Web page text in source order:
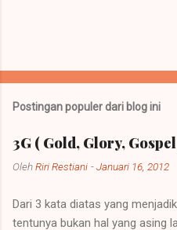
Postingan populer dari blog ini
3G ( Gold, Glory,
OlehRiri Restiani -Januari 16, 2012
Dari 3 kata diatas yang
tentunya bukan hal yang asing